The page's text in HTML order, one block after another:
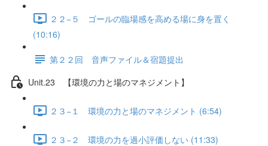
２２−５ ゴールの臨場感を高める場に身を置く
(10:16)
第２２回 音声ファイル＆宿題提出
Unit.23 【環境の力と場のマネジメント】
２３−１ 環境の力と場のマネジメント (6:54)
２３−２ 環境の力を過小評価しない (11:33)